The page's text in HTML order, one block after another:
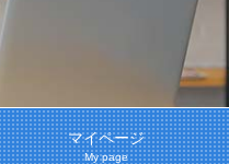
マイページ
My page